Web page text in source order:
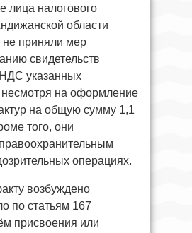
лица налогового
области
не приняли мер
свидетельств
указанных
несмотря на оформление
на общую сумму 1,1
того, они
операциях.
возбуждено
по статьям 167
присвоения или